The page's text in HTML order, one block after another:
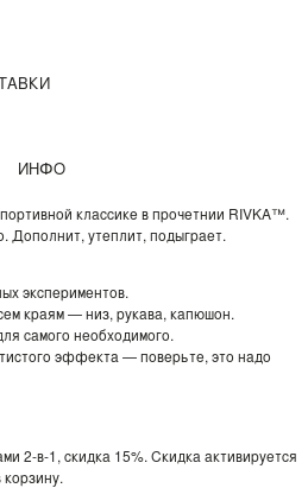
ИНФО
классике в прочетнии RIVKA™.
Дополнит, утеплит, подыграет.
экспериментов.
краям — низ, рукава, капюшон.
самого необходимого.
эффекта — поверьте, это надо
2-в-1, скидка 15%. Скидка активируется